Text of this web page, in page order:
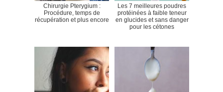
Chirurgie Pterygium :
Procédure, temps de
récupération et plus encore
Les 7 meilleures poudres
protéinées à faible teneur
en glucides et sans danger
pour les cétones